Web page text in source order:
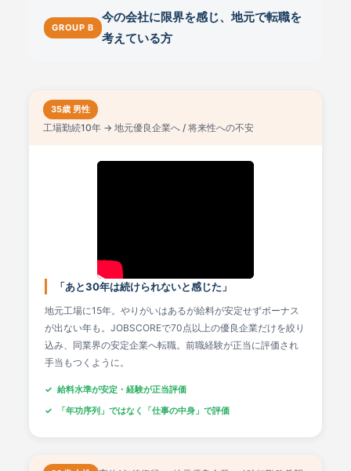
GROUP B
今の会社に限界を感じ、地元で転職を
考えている方
35歳 男性
工場勤続10年 → 地元優良企業へ / 将来性への不安
「あと30年は続けられないと感じた」
地元工場に15年。やりがいはあるが給料が安定せずボーナス
が出ない年も。JOBSCOREで70点以上の優良企業だけを絞り
込み、同業界の安定企業へ転職。前職経験が正当に評価され
手当もつくように。
給料水準が安定・経験が正当評価
「年功序列」ではなく「仕事の中身」で評価